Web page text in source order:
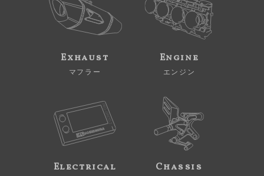
Exhaust
マフラー
Engine
エンジン
Electrical Chassis